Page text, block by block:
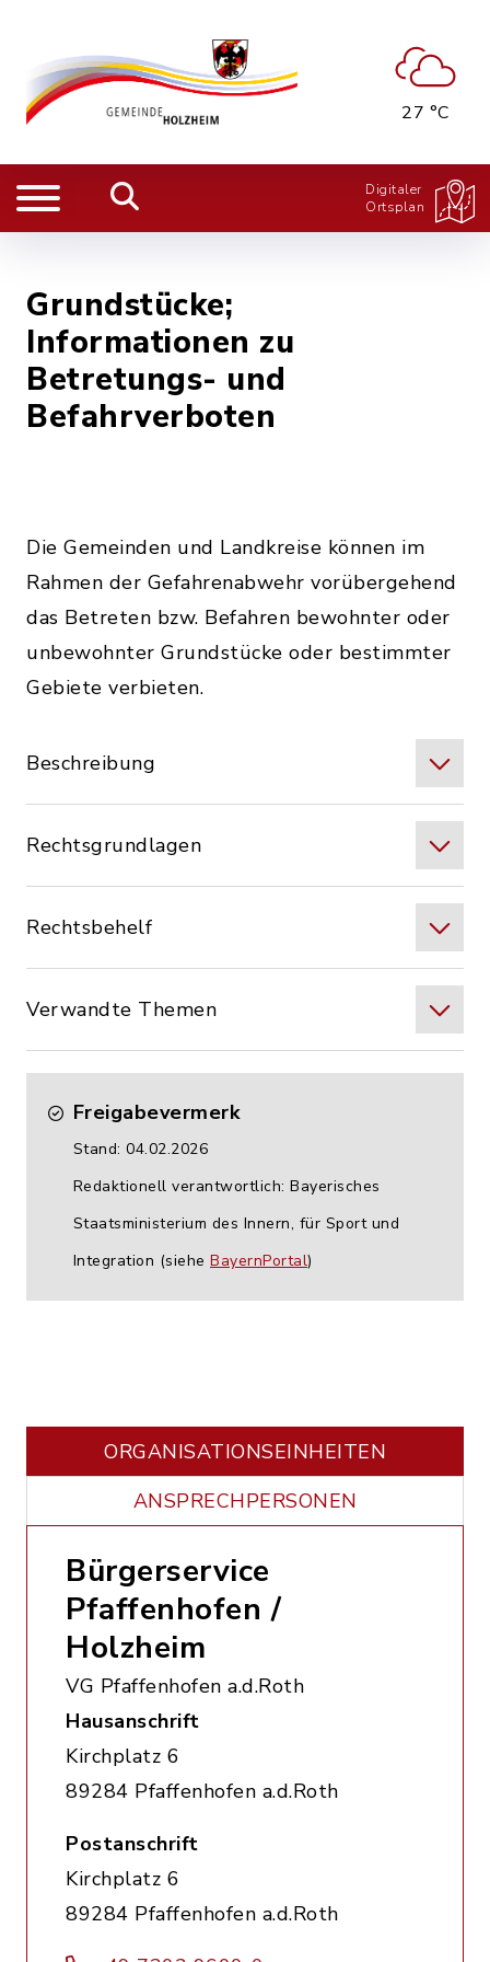
27 °C
Digitaler
Ortsplan
Grundstücke;
Informationen zu
Betretungs- und
Befahrverboten
Die Gemeinden und Landkreise können im
Rahmen der Gefahrenabwehr vorübergehend
das Betreten bzw. Befahren bewohnter oder
unbewohnter Grundstücke oder bestimmter
Gebiete verbieten.
Beschreibung
Rechtsgrundlagen
Rechtsbehelf
Verwandte Themen
Freigabevermerk
Stand: 04.02.2026
Redaktionell verantwortlich: Bayerisches
Staatsministerium des Innern, für Sport und
Integration (siehe BayernPortal)
ORGANISATIONS­EINHEITEN
ANSPRECHPERSONEN
Bürgerservice
Pfaffenhofen /
Holzheim
VG Pfaffenhofen a.d.Roth
Hausanschrift
Kirchplatz 6
89284 Pfaffenhofen a.d.Roth
Postanschrift
Kirchplatz 6
89284 Pfaffenhofen a.d.Roth